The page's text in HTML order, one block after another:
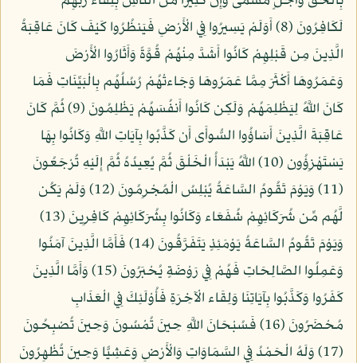
لَكَافِرُونَ (8) أَوَلَمْ يَسِيرُوا فِي الْأَرْضِ فَيَنظُرُوا كَيْفَ كَانَ عَاقِبَةُ
الَّذِينَ مِن قَبْلِهِمْ كَانُوا أَشَدَّ مِنْهُمْ قُوَّةً وَأَثَارُوا الْأَرْضَ
وَعَمَرُوهَا أَكْثَرَ مِمَّا عَمَرُوهَا وَجَاءتْهُمْ رُسُلُهُم بِالْبَيِّنَاتِ فَمَا
كَانَ اللَّهُ لِيَظْلِمَهُمْ وَلَكِن كَانُوا أَنفُسَهُمْ يَظْلِمُونَ (9) ثُمَّ كَانَ
عَاقِبَةَ الَّذِينَ أَسَاؤُوا السُّوأَى أَن كَذَّبُوا بِآيَاتِ اللَّهِ وَكَانُوا بِهَا
يَسْتَهْزِؤُون (10) اللَّهُ يَبْدَأُ الْخَلْقَ ثُمَّ يُعِيدُهُ ثُمَّ إِلَيْهِ تُرْجَعُونَ
(11) وَيَوْمَ تَقُومُ السَّاعَةُ يُبْلِسُ الْمُجْرِمُونَ (12) وَلَمْ يَكُن
لَّهُم مِّن شُرَكَائِهِمْ شُفَعَاء وَكَانُوا بِشُرَكَائِهِمْ كَافِرِينَ (13)
وَيَوْمَ تَقُومُ السَّاعَةُ يَوْمَئِذٍ يَتَفَرَّقُونَ (14) فَأَمَّا الَّذِينَ آمَنُوا
وَعَمِلُوا الصَّالِحَاتِ فَهُمْ فِي رَوْضَةٍ يُحْبَرُونَ (15) وَأَمَّا الَّذِينَ
كَفَرُوا وَكَذَّبُوا بِآيَاتِنَا وَلِقَاء الْآخِرَةِ فَأُوْلَئِكَ فِي الْعَذَابِ
مُحْضَرُونَ (16) فَسُبْحَانَ اللَّهِ حِينَ تُمْسُونَ وَحِينَ تُصْبِحُونَ
(17) وَلَهُ الْحَمْدُ فِي السَّمَاوَاتِ وَالْأَرْضِ وَعَشِيًّا وَحِينَ تُظْهِرُونَ